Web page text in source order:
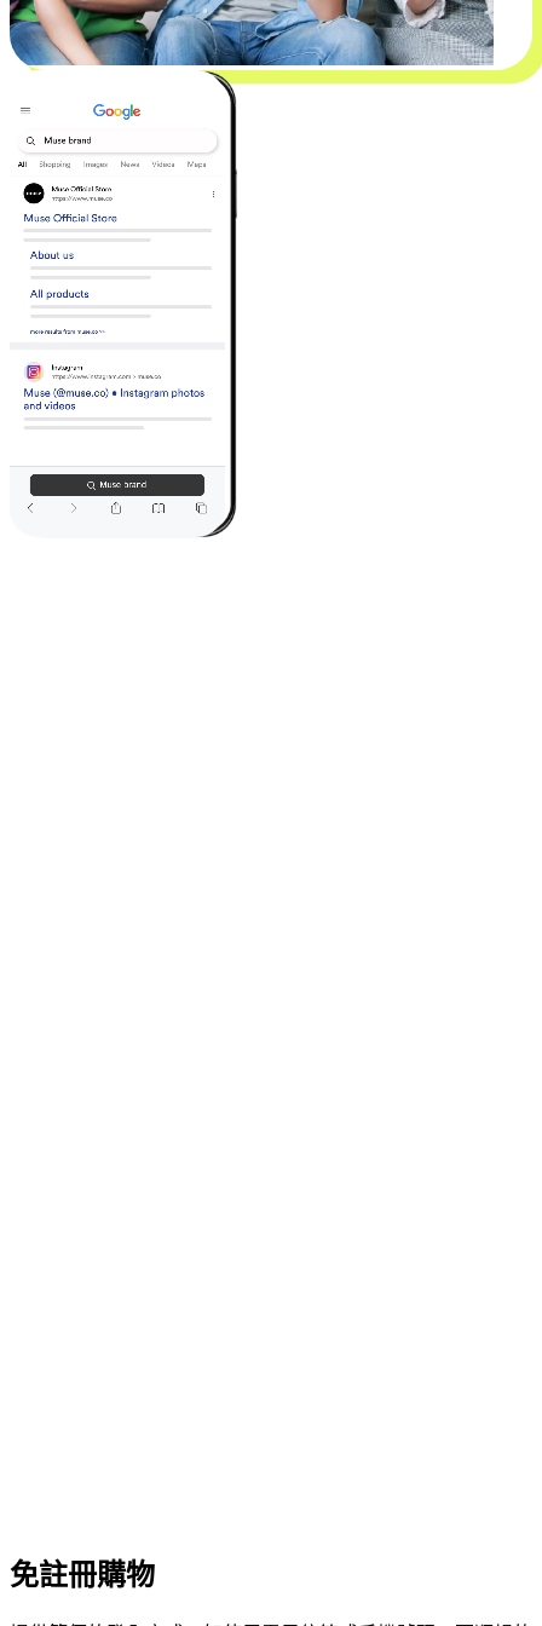
免註冊購物